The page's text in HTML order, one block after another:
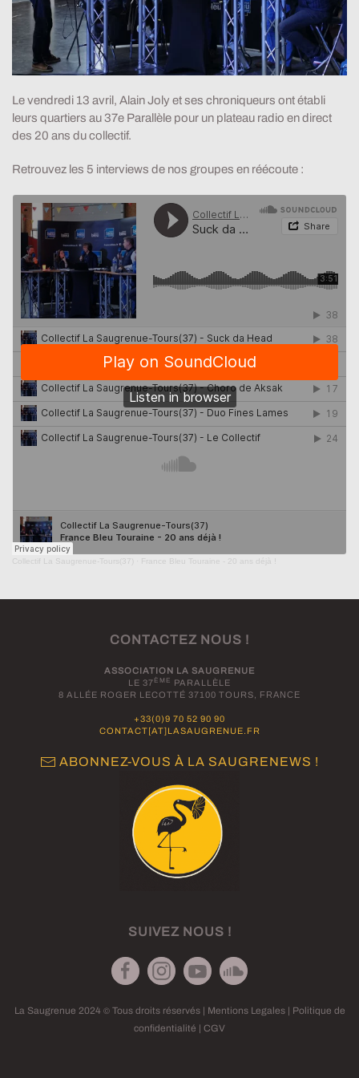
Le vendredi 13 avril, Alain Joly et ses chroniqueurs ont établi
leurs quartiers au 37e Parallèle pour un plateau radio en direct
des 20 ans du collectif.
Retrouvez les 5 interviews de nos groupes en réécoute :
Collectif La Saugrenue-Tours(37) France Bleu Touraine - 20 ans déjà !
CONTACTEZ NOUS !
ASSOCIATION LA SAUGRENUE
LE 37 ÈME
PARALLÈLE
8 ALLÉE ROGER LECOTTÉ 37100 TOURS, FRANCE
+33(0)9 70 52 90 90
CONTACT[AT]LASAUGRENUE.FR
ABONNEZ-VOUS À LA SAUGRENEWS !
SUIVEZ NOUS !
La Saugrenue 2024 ©Tous droits réservés | Mentions Legales | Politique de
confidentialité | CGV